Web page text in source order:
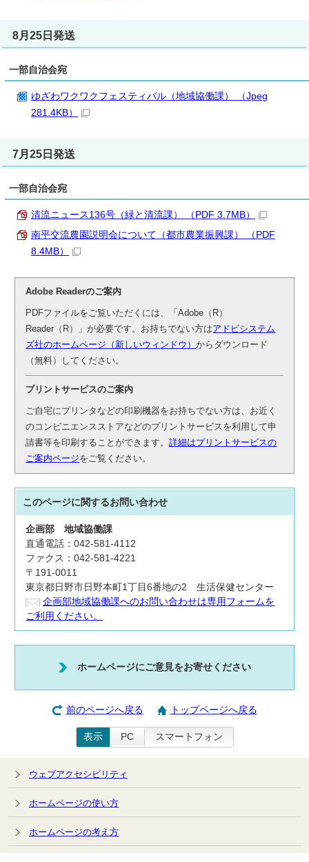
8月25日発送
一部自治会宛
ゆざわワクワクフェスティバル（地域協働課） （Jpeg
281.4KB）
7月25日発送
一部自治会宛
清流ニュース136号（緑と清流課） （PDF 3.7MB）
南平交流農園説明会について（都市農業振興課） （PDF
8.4MB）
Adobe Readerのご案内
PDFファイルをご覧いただくには、「Adobe（R）
Reader（R）」が必要です。お持ちでない方はアドビシステム
ズ社のホームページ（新しいウィンドウ）からダウンロード
（無料）してください。
プリントサービスのご案内
ご自宅にプリンタなどの印刷機器をお持ちでない方は、お近く
のコンビニエンスストアなどのプリントサービスを利用して申
請書等を印刷することができます。詳細はプリントサービスの
ご案内ページをご覧ください。
このページに関するお問い合わせ
企画部地域協働課
直通電話：042-581-4112
ファクス：042-581-4221
〒191-0011
東京都日野市日野本町1丁目6番地の2 生活保健センター
企画部地域協働課へのお問い合わせは専用フォームを
ご利用ください。
ホームページにご意見をお寄せください
前のページへ戻る トップページへ戻る
表示 PC スマートフォン
ウェブアクセシビリティ
ホームページの使い方
ホームページの考え方